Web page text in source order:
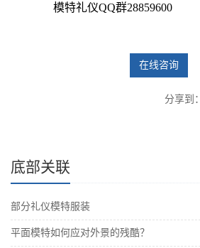
模特礼仪QQ群28859600
在线咨询
分享到：
底部关联
部分礼仪模特服装
平面模特如何应对外景的残酷？